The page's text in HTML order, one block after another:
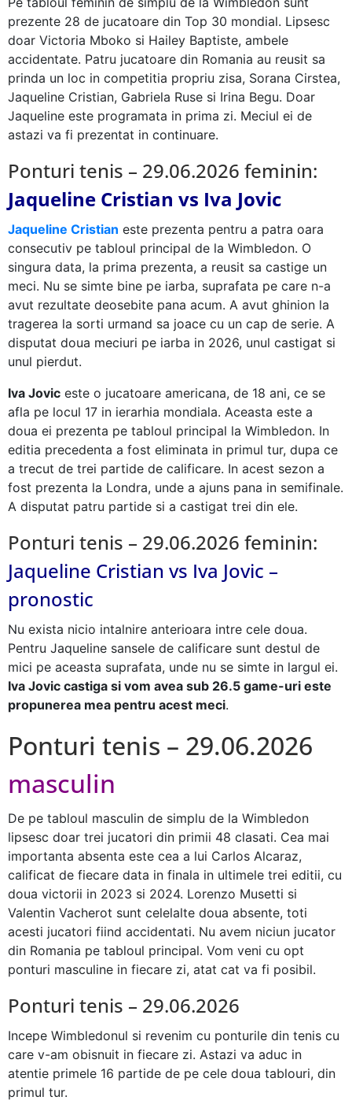
prezente 28 de jucatoare din Top 30 mondial. Lipsesc
doar Victoria Mboko si Hailey Baptiste, ambele
accidentate. Patru jucatoare din Romania au reusit sa
prinda un loc in competitia propriu zisa, Sorana Cirstea,
Jaqueline Cristian, Gabriela Ruse si Irina Begu. Doar
Jaqueline este programata in prima zi. Meciul ei de
astazi va fi prezentat in continuare.
Ponturi tenis – 29.06.2026 feminin:
Jaqueline Cristian vs Iva Jovic
Jaqueline Cristian este prezenta pentru a patra oara
consecutiv pe tabloul principal de la Wimbledon. O
singura data, la prima prezenta, a reusit sa castige un
meci. Nu se simte bine pe iarba, suprafata pe care n-a
avut rezultate deosebite pana acum. A avut ghinion la
tragerea la sorti urmand sa joace cu un cap de serie. A
disputat doua meciuri pe iarba in 2026, unul castigat si
unul pierdut.
Iva Jovic este o jucatoare americana, de 18 ani, ce se
afla pe locul 17 in ierarhia mondiala. Aceasta este a
doua ei prezenta pe tabloul principal la Wimbledon. In
editia precedenta a fost eliminata in primul tur, dupa ce
a trecut de trei partide de calificare. In acest sezon a
fost prezenta la Londra, unde a ajuns pana in semifinale.
A disputat patru partide si a castigat trei din ele.
Ponturi tenis – 29.06.2026 feminin:
Jaqueline Cristian vs Iva Jovic –
pronostic
Nu exista nicio intalnire anterioara intre cele doua.
Pentru Jaqueline sansele de calificare sunt destul de
mici pe aceasta suprafata, unde nu se simte in largul ei.
Iva Jovic castiga si vom avea sub 26.5 game-uri este
propunerea mea pentru acest meci.
Ponturi tenis – 29.06.2026
masculin
De pe tabloul masculin de simplu de la Wimbledon
lipsesc doar trei jucatori din primii 48 clasati. Cea mai
importanta absenta este cea a lui Carlos Alcaraz,
calificat de fiecare data in finala in ultimele trei editii, cu
doua victorii in 2023 si 2024. Lorenzo Musetti si
Valentin Vacherot sunt celelalte doua absente, toti
acesti jucatori fiind accidentati. Nu avem niciun jucator
din Romania pe tabloul principal. Vom veni cu opt
ponturi masculine in fiecare zi, atat cat va fi posibil.
Ponturi tenis – 29.06.2026
Incepe Wimbledonul si revenim cu ponturile din tenis cu
care v-am obisnuit in fiecare zi. Astazi va aduc in
atentie primele 16 partide de pe cele doua tablouri, din
primul tur.